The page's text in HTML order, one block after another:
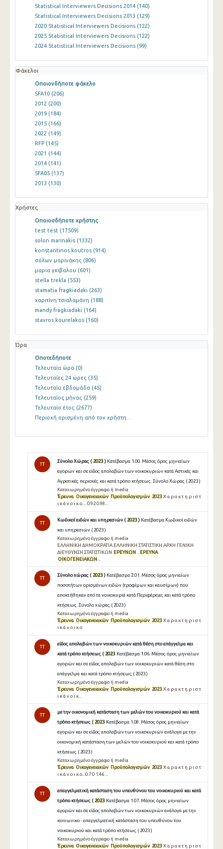
Statistical Interviewers Decisions 2014 (140)
Statistical Interviewers Decisions 2013 (129)
2020 Statistical Interviewers Decisions (122)
2025 Statistical Interviewers Decisions (122)
2024 Statistical Interviewers Decisions (99)
Φάκελοι
Οποιονδήποτε φάκελο
SFA10 (206)
2012 (200)
2019 (184)
2015 (166)
2022 (149)
RFP (145)
2021 (144)
2014 (141)
SFA05 (137)
2013 (130)
Χρήστες
Οποιοσδήποτε χρήστης
test test (17509)
solon marinakis (1332)
konstantinos koutros (914)
σόλων μαρινάκης (806)
μαρια γκιβαλου (601)
stella trekla (553)
stamatia fragkiadaki (263)
χαριτίνη τσιαλαμάνη (188)
mandy fragkiadaki (164)
stavros kourelakos (160)
Ώρα
Οποτεδήποτε
Τελευταία ώρα (0)
Τελευταίες 24 ώρες (35)
Τελευταία εβδομάδα (45)
Τελευταίος μήνας (259)
Τελευταίο έτος (2677)
Περιοχή ορισμένη από τον χρήστη…
TT
Σύνολο Χώρας ( 2023) Κατέβασμα 1.00. Μέσος όρος μηνιαίων
αγορών και σε είδος απολαβών των νοικοκυριών κατά Αστικές και
Αγροτικές περιοχές και κατά τρόπο κτήσεως. Σύνολο Χώρας ( 2023 )
Καταχωρημένο έγγραφο ή media
Έρευνα Οικογενειακών Προϋπολογισμών 2023Χ α ρ α κ τ η ρ ι σ τ
ι κ ά ν ο ι κ ο.... 0.92 0.98...
TT
Κωδικοί ειδών και υπηρεσιών ( 2023) Κατέβασμα Κωδικοί ειδών
και υπηρεσιών ( 2023 )
Καταχωρημένο έγγραφο ή media
ΕΛΛΗΝΙΚΗ ΔΗΜΟΚΡΑΤΙΑ ΕΛΛΗΝΙΚΗ ΣΤΑΤΙΣΤΙΚΗ ΑΡΧΗ ΓΕΝΙΚΗ
ΔΙΕΥΘΥΝΣΗ ΣΤΑΤΙΣΤΙΚΩΝ ΕΡΕΥΝΩΝ
ΕΡΕΥΝΑ
ΟΙΚΟΓΕΝΕΙΑΚΩΝ
TT
Σύνολο χώρας ( 2023) Κατέβασμα 2.01. Μέσος όρος μηνιαίων
ποσοτήτων ορισμένων ειδών (τροφίμων και καυσίμων) που
αποκτήθηκαν από τα νοικοκυριά κατά Περιφέρειες και κατά τρόπο
κτήσεως. Σύνολο χώρας ( 2023 )
Καταχωρημένο έγγραφο ή media
Έρευνα Οικογενειακών Προϋπολογισμών 2023Χ α ρ α κ τ η ρ ι σ τ
ι κ ά ν ο ι κ ο
TT
είδος απολαβών των νοικοκυριών κατά θέση στο επάγγελμα και
κατά τρόπο κτήσεως ( 2023 Κατέβασμα 1.06. Μέσος όρος μηνιαίων
αγορών και σε είδος απολαβών των νοικοκυριών κατά θέση στο
επάγγελμα και κατά τρόπο κτήσεως ( 2023 )
Καταχωρημένο έγγραφο ή media
Έρευνα Οικογενειακών Προϋπολογισμών 2023Χ α ρ α κ τ η ρ ι σ τ
ι κ ά ν ο ι κ...
TT
με την οικονομική κατάσταση των μελών του νοικοκυριού και κατά
τρόπο κτήσεως ( 2023 Κατέβασμα 1.08. Μέσος όρος μηνιαίων
αγορών και σε είδος απολαβών των νοικοκυριών ανάλογα με την
οικονομική κατάσταση των μελών του νοικοκυριού και κατά τρόπο
κτήσεως ( 2023 )
Καταχωρημένο έγγραφο ή media
Έρευνα Οικογενειακών Προϋπολογισμών 2023Χ α ρ α κ τ η ρ ι σ τ
ι κ ά ν ο ι κ ο...0.7 0 1.46 ...
TT
επαγγελματική κατάσταση του υπευθύνου του νοικοκυριού και κατά
τρόπο κτήσεως ( 2023 Κατέβασμα 1.07. Μέσος όρος μηνιαίων
αγορών και σε είδος απολαβών των νοικοκυριών ανάλογα με την
κοινωνικο - επαγγελματική κατάσταση του υπευθύνου του
νοικοκυριού και κατά τρόπο κτήσεως ( 2023 )
Καταχωρημένο έγγραφο ή media
Έρευνα Οικογενειακών Προϋπολογισμών 2023Χ α ρ α κ τ η ρ ι σ τ